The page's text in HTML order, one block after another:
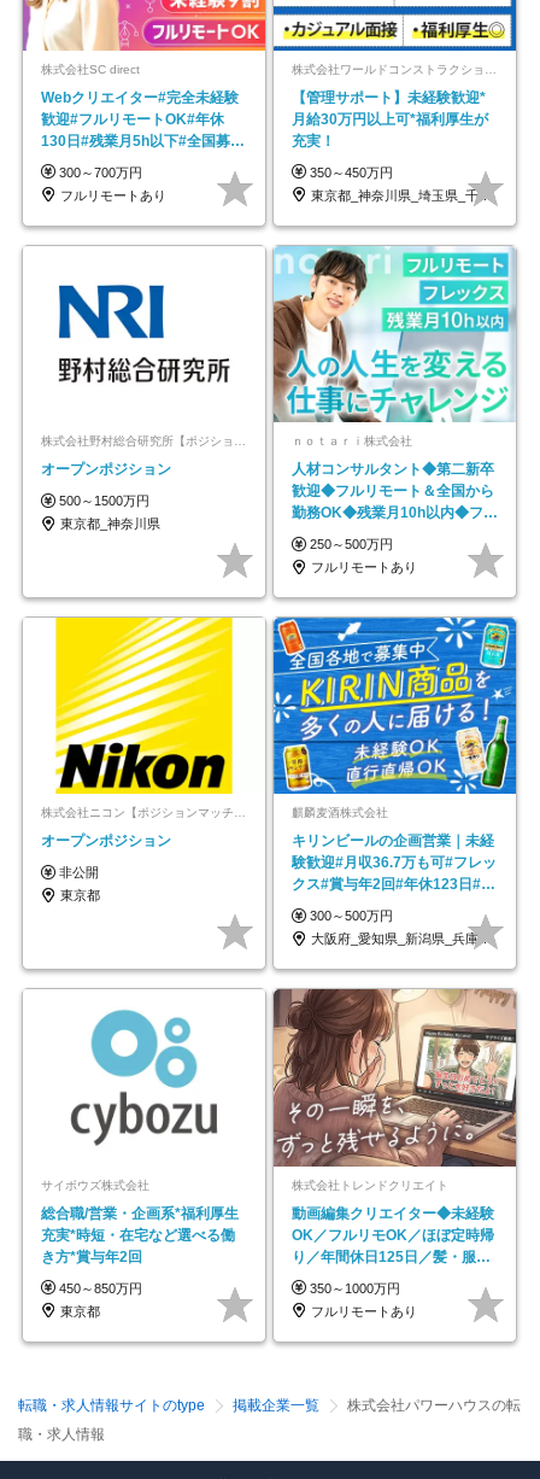
株式会社SC direct
Webクリエイター#完全未経験
歓迎#フルリモートOK#年休
130日#残業月5h以下#全国募集
#最大1年の研修
300～700万円
フルリモートあり
【管理サポート】未経験歓迎*
月給30万円以上可*福利厚生が
充実！
350～450万円
東京都_神奈川県_埼玉県_千葉県_大阪府…
オープンポジション
500～1500万円
東京都_神奈川県
ｎｏｔａｒｉ株式会社
人材コンサルタント◆第二新卒
歓迎◆フルリモート＆全国から
勤務OK◆残業月10h以内◆フレ
ックス制
250～500万円
フルリモートあり
株式会社ニコン【ポジションマッチ登録】
オープンポジション
非公開
東京都
麒麟麦酒株式会社
キリンビールの企画営業｜未経
験歓迎#月収36.7万も可#フレッ
クス#賞与年2回#年休123日#完
全週休2日制
300～500万円
大阪府_愛知県_新潟県_兵庫県_福岡県
サイボウズ株式会社
総合職/営業・企画系*福利厚生
充実*時短・在宅など選べる働
き方*賞与年2回
450～850万円
東京都
株式会社トレンドクリエイト
動画編集クリエイター◆未経験
OK／フルリモOK／ほぼ定時帰
り／年間休日125日／髪・服・
ネイル自由／副業OK
350～1000万円
フルリモートあり
転職・求人情報サイトのtype 掲載企業一覧
株式会社パワーハウスの転
職・求人情報